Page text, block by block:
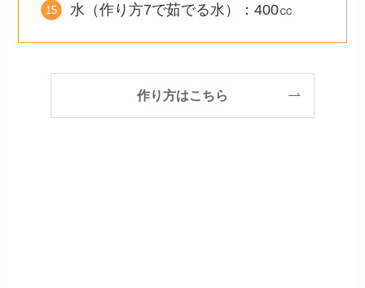
水（作り方7で茹でる水）：400㏄
作り方はこちら